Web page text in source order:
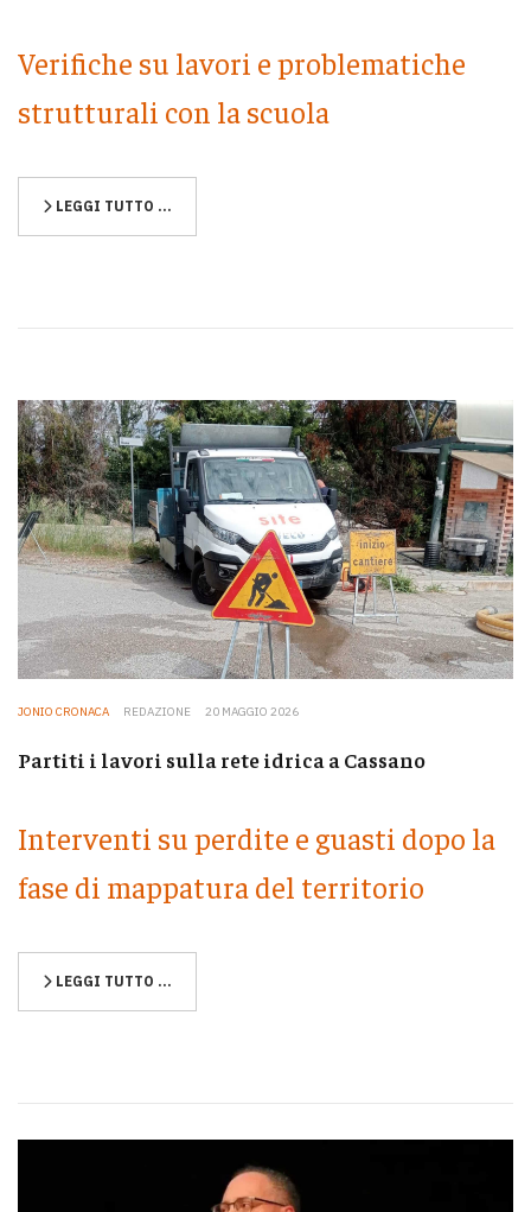
Verifiche su lavori e problematiche
strutturali con la scuola
LEGGI TUTTO …
JONIO CRONACA REDAZIONE 20 MAGGIO 2026
Partiti i lavori sulla rete idrica a Cassano
Interventi su perdite e guasti dopo la
fase di mappatura del territorio
LEGGI TUTTO …